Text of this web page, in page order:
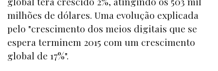
milhões de dólares. Uma evolução explicada
pelo "crescimento dos meios digitais que se
espera terminem 2015 com um crescimento
global de 17%".